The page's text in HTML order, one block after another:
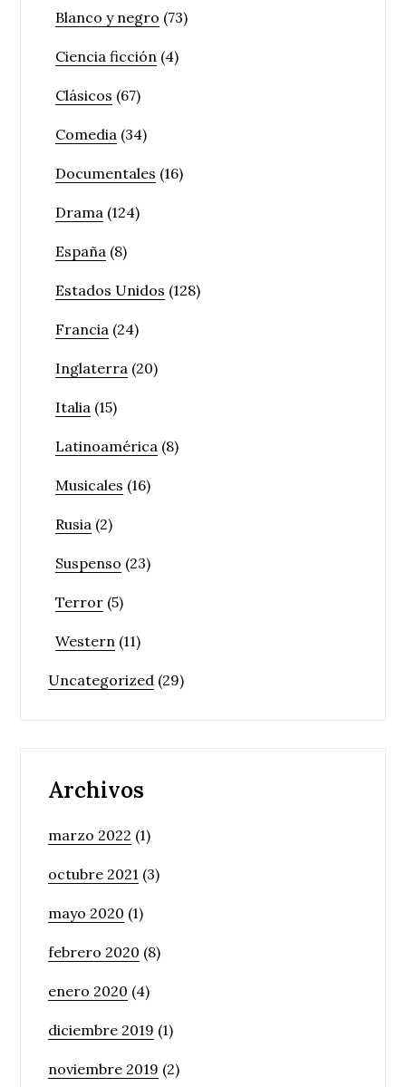
Blanco y negro (73)
Ciencia ficción (4)
Clásicos (67)
Comedia (34)
Documentales (16)
Drama (124)
España (8)
Estados Unidos (128)
Francia (24)
Inglaterra (20)
Italia (15)
Latinoamérica (8)
Musicales (16)
Rusia (2)
Suspenso (23)
Terror (5)
Western (11)
Uncategorized (29)
Archivos
marzo 2022 (1)
octubre 2021 (3)
mayo 2020 (1)
febrero 2020 (8)
enero 2020 (4)
diciembre 2019 (1)
noviembre 2019 (2)